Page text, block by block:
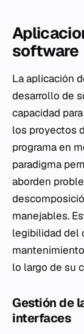
software
La aplicación
desarrollo de
capacidad
los proyectos
programa en
paradigma
aborden
manejables.
legibilidad del
lo largo de su
Gestión de
interfaces